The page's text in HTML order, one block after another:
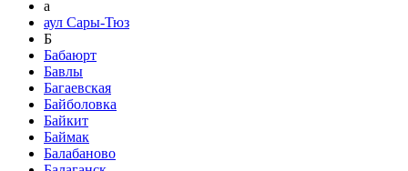
а
аул Сары-Тюз
Б
Бабаюрт
Бавлы
Багаевская
Байболовка
Байкит
Баймак
Балабаново